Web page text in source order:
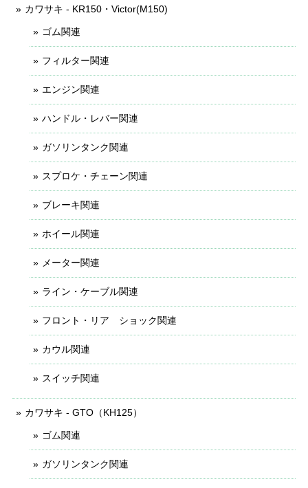
カワサキ - KR150・Victor(M150)
ゴム関連
フィルター関連
エンジン関連
ハンドル・レバー関連
ガソリンタンク関連
スプロケ・チェーン関連
ブレーキ関連
ホイール関連
メーター関連
ライン・ケーブル関連
フロント・リア ショック関連
カウル関連
スイッチ関連
カワサキ - GTO（KH125）
ゴム関連
ガソリンタンク関連